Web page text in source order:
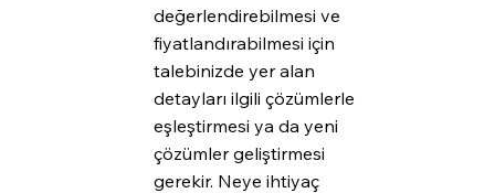
değerlendirebilmesi ve
fiyatlandırabilmesi için
talebinizde yer alan
detayları ilgili çözümlerle
eşleştirmesi ya da yeni
çözümler geliştirmesi
gerekir. Neye ihtiyaç